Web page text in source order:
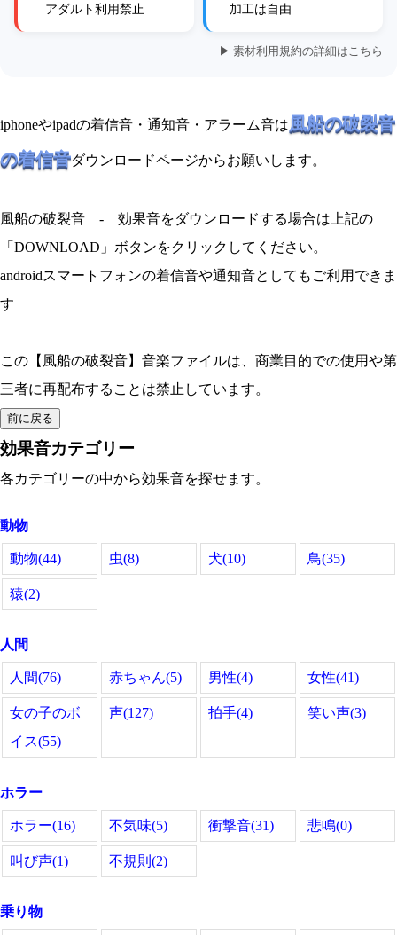
アダルト利用禁止 加工は自由
▶ 素材利用規約の詳細はこちら
iphoneやipadの着信音・通知音・アラーム音は風船の破裂音
の着信音ダウンロードページからお願いします。
風船の破裂音 - 効果音をダウンロードする場合は上記の
「DOWNLOAD」ボタンをクリックしてください。
androidスマートフォンの着信音や通知音としてもご利用できま
す
この【風船の破裂音】音楽ファイルは、商業目的での使用や第
三者に再配布することは禁止しています。
効果音カテゴリー
各カテゴリーの中から効果音を探せます。
動物
動物(44) 虫(8) 犬(10) 鳥(35)
猿(2)
人間
人間(76) 赤ちゃん(5) 男性(4) 女性(41)
女の子のボ
イス(55)
声(127) 拍手(4) 笑い声(3)
ホラー
ホラー(16) 不気味(5) 衝撃音(31) 悲鳴(0)
叫び声(1) 不規則(2)
乗り物